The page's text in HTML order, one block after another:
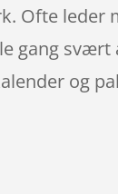
Ofte leder
gang
og